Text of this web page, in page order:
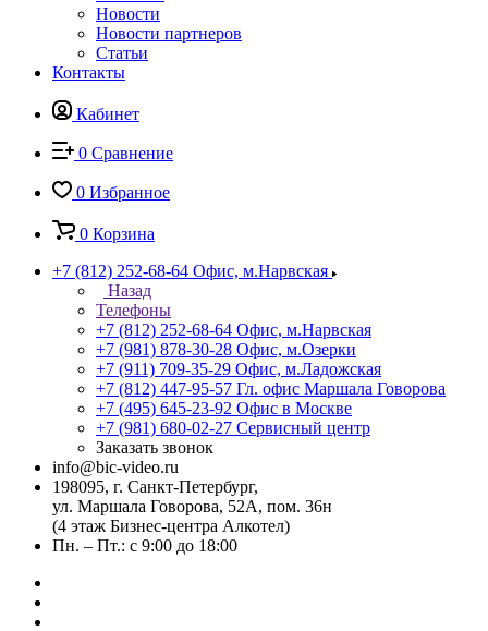
Новости
Новости партнеров
Статьи
Контакты
Кабинет
0 Сравнение
0 Избранное
0 Корзина
+7 (812) 252-68-64 Офис, м.Нарвская
Назад
Телефоны
+7 (812) 252-68-64 Офис, м.Нарвская
+7 (981) 878-30-28 Офис, м.Озерки
+7 (911) 709-35-29 Офис, м.Ладожская
+7 (812) 447-95-57 Гл. офис Маршала Говорова
+7 (495) 645-23-92 Офис в Москве
+7 (981) 680-02-27 Сервисный центр
Заказать звонок
info@bic-video.ru
198095, г. Санкт-Петербург,
ул. Маршала Говорова, 52А, пом. 36н
(4 этаж Бизнес-центра Алкотел)
Пн. – Пт.: с 9:00 до 18:00